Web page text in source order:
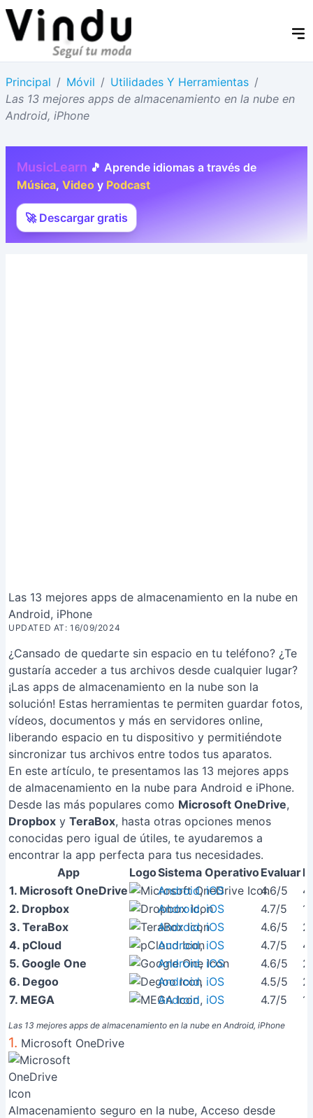
Principal / Móvil / Utilidades Y Herramientas /
Las 13 mejores apps de almacenamiento en la nube en
Android, iPhone
MusicLearn 🎵 Aprende idiomas a través de
Música, Video y Podcast
🚀 Descargar gratis
Las 13 mejores apps de almacenamiento en la nube en
Android, iPhone
UPDATED AT: 16/09/2024
¿Cansado de quedarte sin espacio en tu teléfono? ¿Te
gustaría acceder a tus archivos desde cualquier lugar?
¡Las apps de almacenamiento en la nube son la
solución! Estas herramientas te permiten guardar fotos,
vídeos, documentos y más en servidores online,
liberando espacio en tu dispositivo y permitiéndote
sincronizar tus archivos entre todos tus aparatos.
En este artículo, te presentamos las 13 mejores apps
de almacenamiento en la nube para Android e iPhone.
Desde las más populares como Microsoft OneDrive,
Dropbox y TeraBox, hasta otras opciones menos
conocidas pero igual de útiles, te ayudaremos a
encontrar la app perfecta para tus necesidades.
App
LogoSistema OperativoEvaluar
1. Microsoft OneDrive
Android,iOS 4.6/5
2. Dropbox
Android,iOS 4.7/5
3. TeraBox
Android,iOS 4.6/5
4. pCloud
Android,iOS 4.7/5
5. Google One
Android, iOS 4.6/5
6. Degoo
Android, iOS 4.5/5
7. MEGA
Android, iOS 4.7/5
Las 13 mejores apps de almacenamiento en la nube en Android, iPhone
1. Microsoft OneDrive
Almacenamiento seguro en la nube, Acceso desde